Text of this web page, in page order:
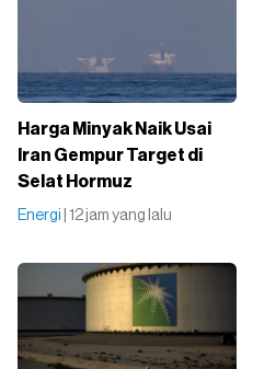
Harga Minyak Naik Usai
Iran Gempur Target di
Selat Hormuz
Energi | 12 jam yang lalu